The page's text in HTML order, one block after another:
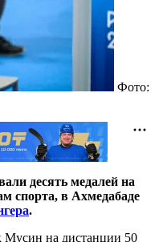
Фото:
десять медалей на
спорта, в Ахмедабаде
.
Мусин на дистанции 50